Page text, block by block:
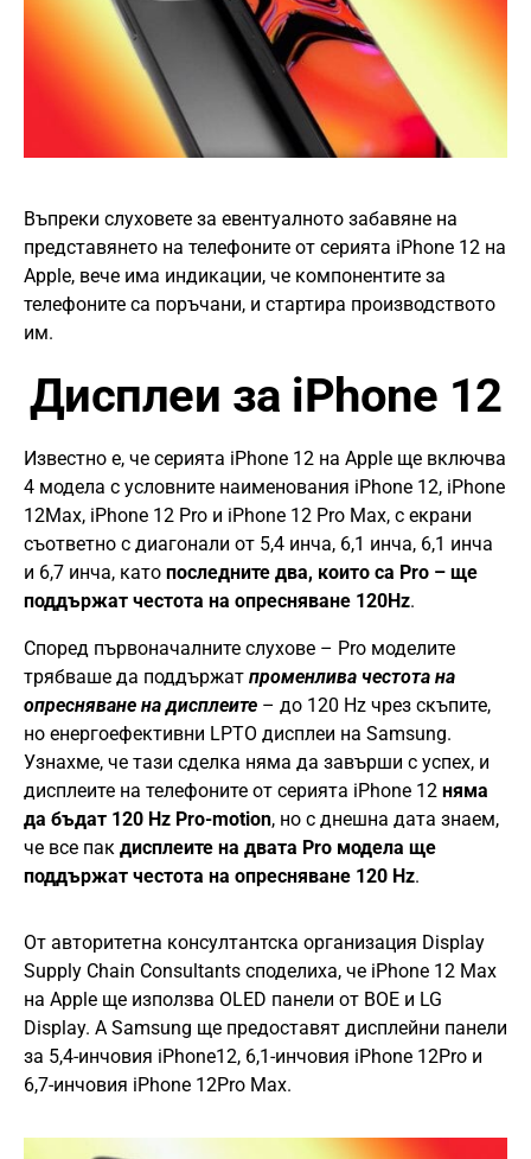
Въпреки слуховете за евентуалното забавяне на
представянето на телефоните от серията iPhone 12 на
Apple, вече има индикации, че компонентите за
телефоните са поръчани, и стартира производството
им.
Дисплеи за iPhone 12
Известно е, че серията iPhone 12 на Apple ще включва
4 модела с условните наименования iPhone 12, iPhone
12Max, iPhone 12 Pro и iPhone 12 Pro Max, с екрани
съответно с диагонали от 5,4 инча, 6,1 инча, 6,1 инча
и 6,7 инча, като последните два, които са Pro – ще
поддържат честота на опресняване 120Hz.
Според първоначалните слухове – Pro моделите
трябваше да поддържат променлива честота на
опресняване на дисплеите – до 120 Hz чрез скъпите,
но енергоефективни LPTO дисплеи на Samsung.
Узнахме, че тази сделка няма да завърши с успех, и
дисплеите на телефоните от серията iPhone 12 няма
да бъдат 120 Hz Pro-motion, но с днешна дата знаем,
че все пак дисплеите на двата Pro модела ще
поддържат честота на опресняване 120 Hz.
От авторитетна консултантска организация Display
Supply Chain Consultants споделиха, че iPhone 12 Max
на Apple ще използва OLED панели от BOE и LG
Display. А Samsung ще предоставят дисплейни панели
за 5,4-инчовия iPhone12, 6,1-инчовия iPhone 12Pro и
6,7-инчовия iPhone 12Pro Max.